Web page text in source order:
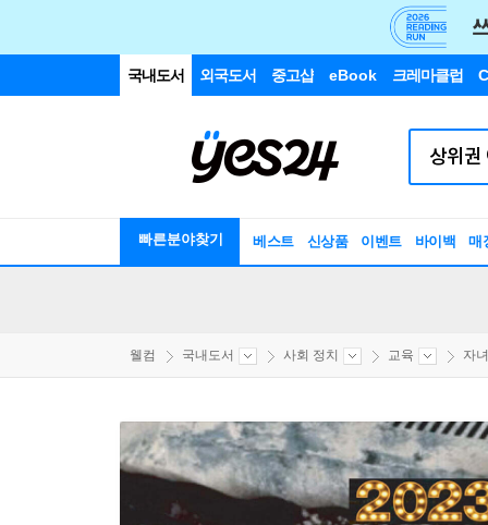
국내도서 외국도서 중고샵 eBook 크레마클럽
빠른분야찾기 베스트 신상품 이벤트 바이백 매
웰컴 국내도서 사회 정치 교육 자